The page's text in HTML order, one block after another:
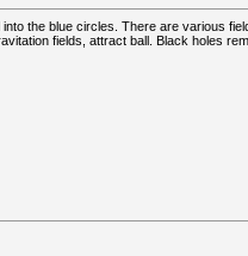
the blue circles. There are various
fields, attract ball. Black holes